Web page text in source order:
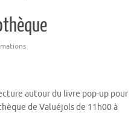
autour du livre pop-up pour
de Valuéjols de 11h00 à